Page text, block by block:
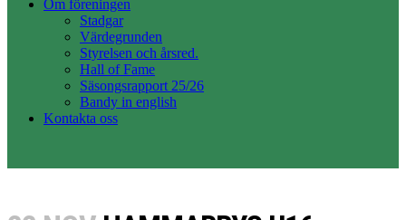
Om föreningen
Stadgar
Värdegrunden
Styrelsen och årsred.
Hall of Fame
Säsongsrapport 25/26
Bandy in english
Kontakta oss